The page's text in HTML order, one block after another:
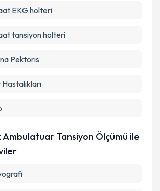
EKG holteri
tansiyon holteri
Pektoris
Tansiyon Ölçümü ile